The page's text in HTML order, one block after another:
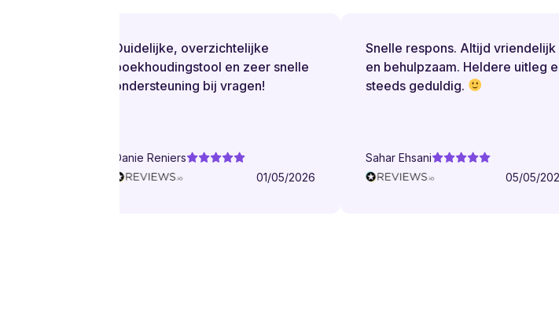
Duidelijke, overzichtelijke
boekhoudingstool en zeer snelle
ondersteuning bij vragen!
Danie Reniers
01/05/2026
Snelle respons. Altijd vriendelijk
en behulpzaam. Heldere uitleg en
steeds geduldig.
Sahar Ehsani
05/05/2026